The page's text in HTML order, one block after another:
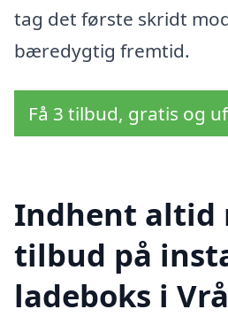
tag det første skridt
bæredygtig fremtid.
Få 3 tilbud, gratis og
Indhent altid
tilbud på
ladeboks i Vrå